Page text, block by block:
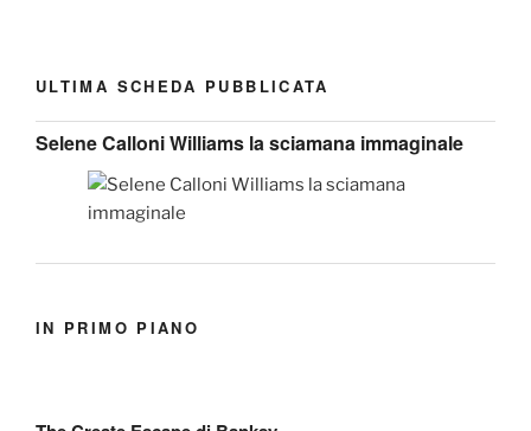
ULTIMA SCHEDA PUBBLICATA
Selene Calloni Williams la sciamana immaginale
IN PRIMO PIANO